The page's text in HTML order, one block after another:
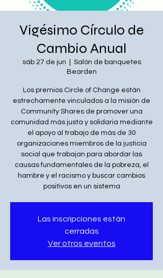
Vigésimo Círculo de
Cambio Anual
sáb 27 de jun
Salón de banquetes
Bearden
Los premios Circle of Change están
estrechamente vinculados a la misión de
Community Shares de promover una
comunidad más justa y solidaria mediante
el apoyo al trabajo de más de 30
organizaciones miembros de la justicia
social que trabajan para abordar las
causas fundamentales de la pobreza, el
hambre y el racismo y buscar cambios
positivos en un sistema
Las inscripciones están
cerradas
Ver otros eventos